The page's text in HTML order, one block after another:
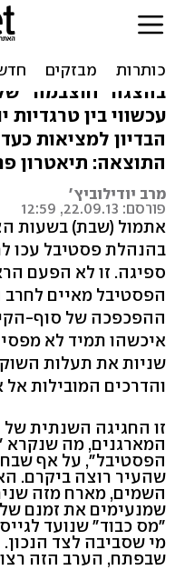
פסטיבל
בין טרגדיות
בהצגה "חוצבמה"
עכשווי בין טרגדיות
הבדיון למציאות
התוצאה: תיאטרון
מרב יודילוביץ'
פורסם: 22.09.13, 12:59
אתמול (שבת) בשעות
בהנהלת פסטיבל עכו
ספיגה. זו לא הפעם
הפסטיבל מאיים לחרב
ההפכפכה של סוף-
איכשהו תמיד לא
שניות את תעלות
והדרכים המובילות אל
זו החגיגה השנתית
המארגנים, מה שנקרא
הפסטיבל", על אף
שהעיר רוצה ביקרם.
השמים, מארח מזה
שמנעימים את זמנם
"מס כבוד" שנועד
מי שסביבה לצד
שבפתח, הערב הזה